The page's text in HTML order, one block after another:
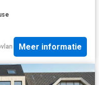
Meer informatie